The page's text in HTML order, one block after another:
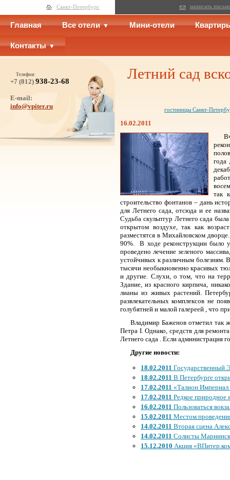
Санкт-Петербург написать
Главная Все отели Мини-отели
Контакты
Телефон:
+7 (812) 938-23-68
E-mail:
info@vpiter.ru
Летний сад
гостиницы Санкт-
16.02.2011
года
так
строительство фонтанов – дань
для Летнего сада, отсюда и ее
Судьба скульптур Летнего сада была
открытом воздухе, так как
разместятся в Михайловском
90%.
В ходе реконструкции было
проведено лечение зеленого
устойчивых к различным болезням.
тысячи необыкновенно красивых
и другие. Слухи, о том, что на
Здание, из красного кирпича,
лианы из живых растений.
развлекательных комплексов не
голубятней и малой галереей , что
Владимир Баженов отметил так
Петра I. Однако, средств для
Летнего сада . Если администрация
Другие новости:
18.02.2011 Государственный
18.02.2011 В Петербурге
17.02.2011 «Талион Империал
17.02.2011 Редкое природное
16.02.2011 Пользоваться
15.02.2011 Местом
14.02.2011 Вторая сцена
14.02.2011 Солисты
15.12.2010 Акция